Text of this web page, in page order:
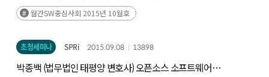
묶여있어 발전이 어려움
IoT 시대에는 값싼 부품과, 디지털(TTL, MOS) 사물의 출현으로 프로그래밍 몇 줄로
특히 파이썬과 Node.js는 쉽게 조합해서 쓸 수 있는 특성과 인터넷 친화적 특성이 이를
가속화함
월간SW중심사회 2015년 10월호
초청세미나 SPRi 2015.09.08 13898
박종백 (법무법인 태평양 변호사) 오픈소스 소프트웨어